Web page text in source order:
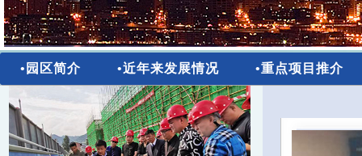
•园区简介 •近年来发展情况 •重点项目推介